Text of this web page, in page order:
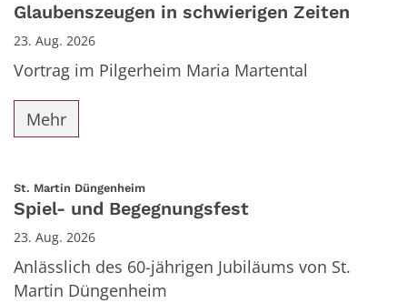
Glaubenszeugen in schwierigen Zeiten
23. Aug. 2026
Vortrag im Pilgerheim Maria Martental
Mehr
St. Martin Düngenheim:
Spiel- und Begegnungsfest
23. Aug. 2026
Anlässlich des 60-jährigen Jubiläums von St.
Martin Düngenheim